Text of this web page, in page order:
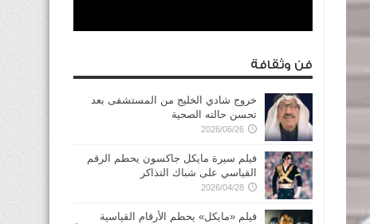
فن وثقافة
خروج شادي الخليج من المستشفى بعد
تحسن حالته الصحية
2026/06/26
فيلم سيرة مايكل جاكسون يحطم الرقم
القياسي على شباك التذاكر
2026/04/28
فيلم «مايكل» يحطم الأرقام القياسية